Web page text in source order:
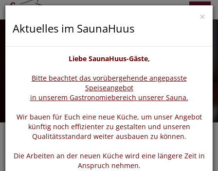
zurück
×
Aktuelles im SaunaHuus
Liebe SaunaHuus-Gäste,
Bitte beachtet das vorübergehende angepasste
Speiseangebot
in unserem Gastronomiebereich unserer Sauna.
Wir bauen für Euch eine neue Küche, um unser Angebot
künftig noch effizienter zu gestalten und unseren
Qualitätsstandard weiter ausbauen zu können.
Die Arbeiten an der neuen Küche wird eine längere Zeit in
Anspruch nehmen.